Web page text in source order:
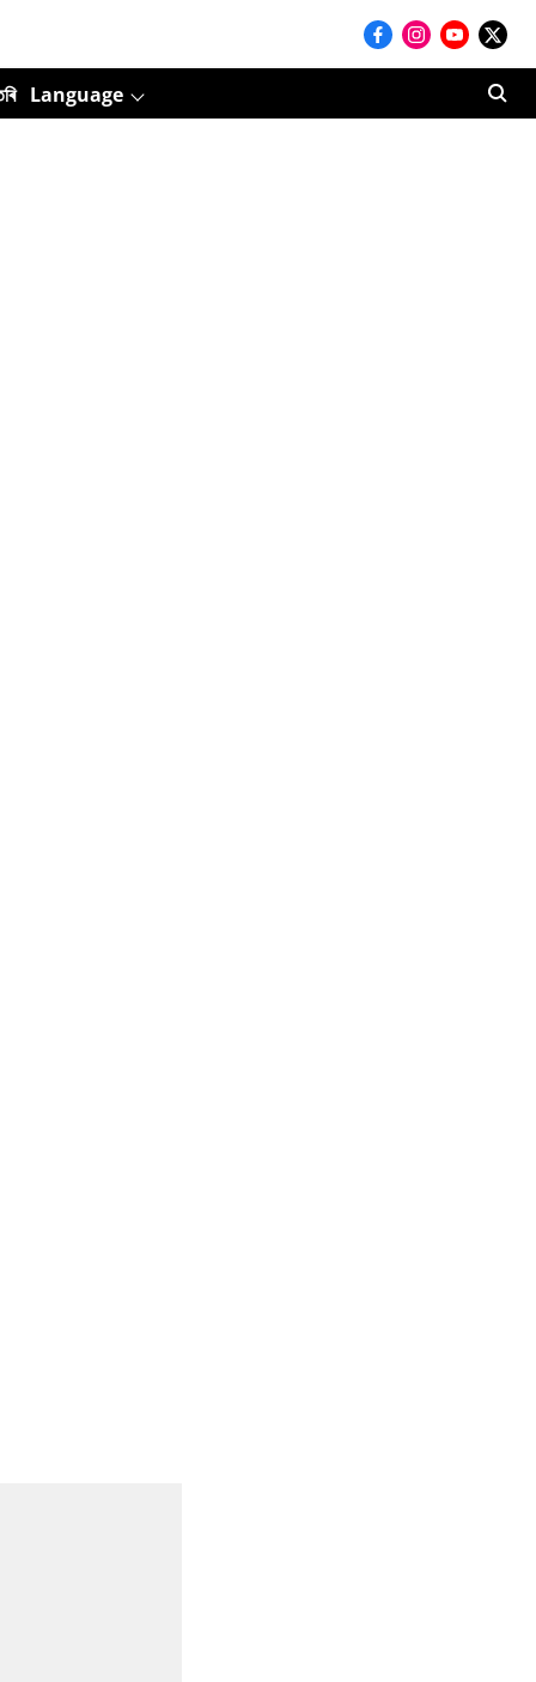
Language